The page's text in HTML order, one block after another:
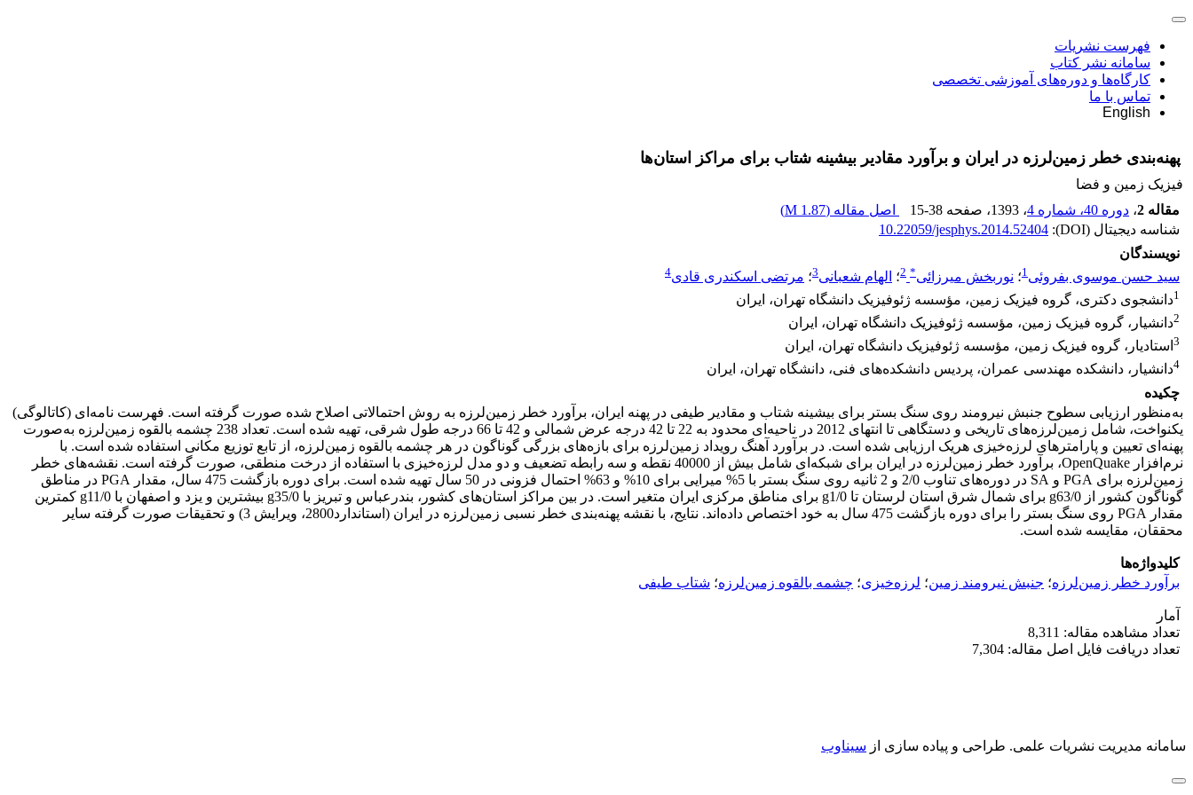
فهرست نشریات
سامانه نشر کتاب
کارگاه‌ها و دوره‌های آموزشی تخصصی
تماس با ما
English
پهنه‌بندی خطر زمین‌لرزه در ایران و برآورد مقادیر بیشینه شتاب برای مراکز استان‌ها
فیزیک زمین و فضا
مقاله 2
، دوره 40، شماره 4 ، 1393 ، صفحه 15-38 اصل مقاله (1.87 M
)
شناسه دیجیتال (DOI):
10.22059/jesphys.2014.52404
نویسندگان
سید حسن موسوی بفروئی1؛ نوربخش میرزائی*
2؛ الهام شعبانی3؛ مرتضی اسکندری قادی4
1دانشجوی دکتری، گروه فیزیک زمین، مؤسسه ژئوفیزیک دانشگاه تهران، ایران
2دانشیار، گروه فیزیک زمین، مؤسسه ژئوفیزیک دانشگاه تهران، ایران
3 استادیار، گروه فیزیک زمین، مؤسسه ژئوفیزیک دانشگاه تهران، ایران
4دانشیار، دانشکده مهندسی عمران، پردیس دانشکده‌های فنی، دانشگاه تهران، ایران
چکیده
به‌منظور ارزیابی سطوح جنبش نیرومند روی سنگ بستر برای بیشینه شتاب و مقادیر طیفی در پهنه ایران، برآورد خطر زمین‌لرزه به روش احتمالاتی اصلاح شده صورت گرفته است. فهرست نامه‌ای (کاتالوگی)
یکنواخت، شامل زمین‌لرزه‌های تاریخی و دستگاهی تا انتهای 2012 در ناحیه‌ای محدود به 22 تا 42 درجه عرض شمالی و 42 تا 66 درجه طول شرقی، تهیه شده است. تعداد 238 چشمه بالقوه زمین‌لرزه به‌صورت
پهنه‌ای تعیین و پارامترهای لرزه‌خیزی هریک ارزیابی شده است. در برآورد آهنگ رویداد زمین‌لرزه برای بازه‌های بزرگی گوناگون در هر چشمه بالقوه زمین‌لرزه، از تابع توزیع مکانی استفاده شده است. با
نرم‌افزار OpenQuake، برآورد خطر زمین‌لرزه در ایران برای شبکه‌ای شامل بیش از 40000 نقطه و سه رابطه تضعیف و دو مدل لرزه‌خیزی با استفاده از درخت منطقی، صورت گرفته است. نقشه‌های خطر
زمین‌لرزه برای PGA و SA در دوره‌های تناوب 2/0 و 2 ثانیه روی سنگ بستر با 5% میرایی برای 10% و 63% احتمال فزونی در 50 سال تهیه شده است. برای دوره بازگشت 475 سال، مقدار PGA در مناطق
گوناگون کشور از g63/0 برای شمال شرق استان لرستان تا g1/0 برای مناطق مرکزی ایران متغیر است. در بین مراکز استان‌های کشور، بندرعباس و تبریز با g35/0 بیشترین و یزد و اصفهان با g11/0 کمترین
مقدار PGA روی سنگ بستر را برای دوره بازگشت 475 سال به خود اختصاص داده‌اند. نتایج، با نقشه پهنه‌بندی خطر نسبی زمین‌لرزه در ایران (استاندارد2800، ویرایش 3) و تحقیقات صورت گرفته سایر
محققان، مقایسه شده است.
کلیدواژه‌ها
برآورد خطر زمین‌لرزه؛ جنبش نیرومند زمین؛ لرزه‌خیزی؛ چشمه بالقوه زمین‌لرزه؛ شتاب طیفی
آمار
تعداد مشاهده مقاله: 8,311
تعداد دریافت فایل اصل مقاله: 7,304
سامانه مدیریت نشریات علمی. طراحی و پیاده سازی از سیناوب